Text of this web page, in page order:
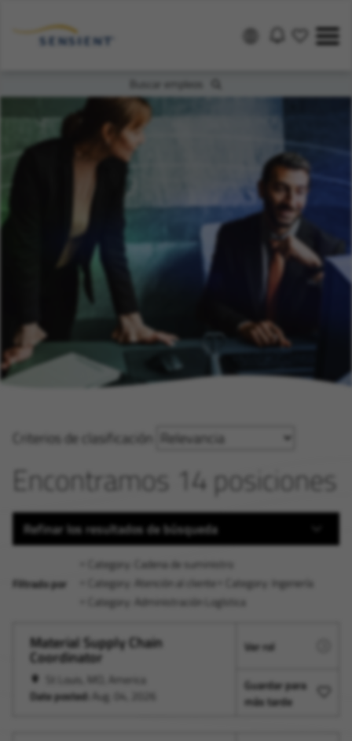
Criterios de clasificación
Encontramos 14 posiciones
Refinar los resultados de búsqueda
Filtrado por
Category: Cadena de suministro
Category: Atención al cliente
Category: Ingenería
Category: Administración Logística
Material Supply Chain
Coordinator
St Louis, MO, America
Date posted: Aug. 04, 2026
Ver rol
Guardar para
más tarde